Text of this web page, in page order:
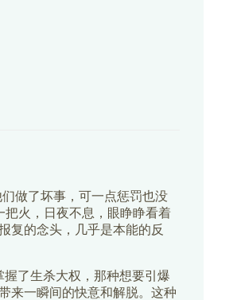
做了坏事，可一点惩罚也没
把火，日夜不息，眼睁睁看着
复的念头，几乎是本能的反
握了生杀大权，那种想要引爆
来一瞬间的快意和解脱。这种